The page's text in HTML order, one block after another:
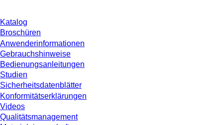
Katalog
Broschüren
Anwenderinformationen
Gebrauchshinweise
Bedienungsanleitungen
Studien
Sicherheitsdatenblätter
Konformitätserklärungen
Videos
Qualitätsmanagement